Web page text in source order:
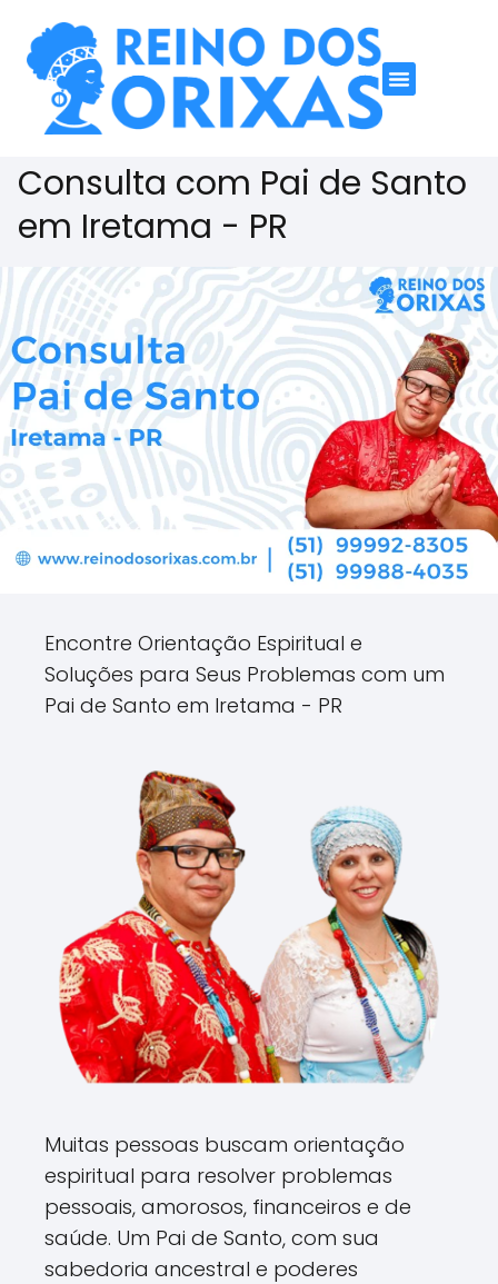
Consulta com Pai de Santo
em Iretama - PR
Encontre Orientação Espiritual e
Soluções para Seus Problemas com um
Pai de Santo em Iretama - PR
Muitas pessoas buscam orientação
espiritual para resolver problemas
pessoais, amorosos, financeiros e de
saúde. Um Pai de Santo, com sua
sabedoria ancestral e poderes